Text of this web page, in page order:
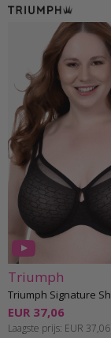
Triumph
EUR 37,06
Laagste prijs EUR 37,06